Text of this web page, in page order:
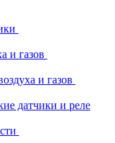
и газов
и газов
датчики и реле